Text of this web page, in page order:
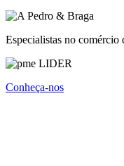
Especialistas no
Conheça-nos